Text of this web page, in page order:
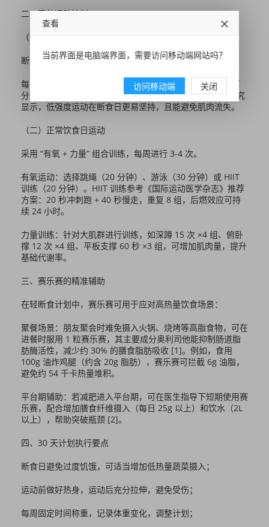
二、高效运动计划
（一）断食日运动
断食日身体能量较低，适合低强度运动。
每日进行 30 分钟快走，速度控制在每分钟 100-120 步，可
分 2 次完成，每次 15 分钟。美国运动医学会（ACSM）研究
显示，低强度运动在断食日更易坚持，且能避免肌肉流失。
（二）正常饮食日运动
采用 “有氧 + 力量” 组合训练，每周进行 3-4 次。
有氧运动：选择跳绳（20 分钟）、游泳（30 分钟）或 HIIT
训练（20 分钟）。HIIT 训练参考《国际运动医学杂志》推荐
方案：20 秒冲刺跑 + 40 秒慢走，重复 8 组，后燃效应可持
续 24 小时。
力量训练：针对大肌群进行训练，如深蹲 15 次 ×4 组、俯卧
撑 12 次 ×4 组、平板支撑 60 秒 ×3 组，可增加肌肉量，提升
基础代谢率。
三、赛乐赛的精准辅助
在轻断食计划中，赛乐赛可用于应对高热量饮食场景：
聚餐场景：朋友聚会时难免摄入火锅、烧烤等高脂食物，可在
进餐时服用 1 粒赛乐赛，其主要成分奥利司他能抑制肠道脂
肪酶活性，减少约 30% 的膳食脂肪吸收 [1]。例如，食用
100g 油炸鸡腿（约含 20g 脂肪），赛乐赛可拦截 6g 油脂，
避免约 54 千卡热量堆积。
平台期辅助：若减肥进入平台期，可在医生指导下短期使用赛
乐赛，配合增加膳食纤维摄入（每日 25g 以上）和饮水（2L
以上），帮助突破瓶颈 [2]。
四、30 天计划执行要点
断食日避免过度饥饿，可适当增加低热量蔬菜摄入；
运动前做好热身，运动后充分拉伸，避免受伤；
每周固定时间称重，记录体重变化，调整计划；
查看
当前界面是电脑端界面，需要访问移动端网站吗？
访问移动端 关闭